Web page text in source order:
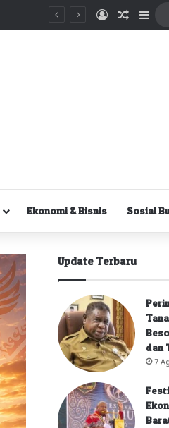
Masuk
Ekonomi & Bisnis Sosial
Update Terbaru
dan
7